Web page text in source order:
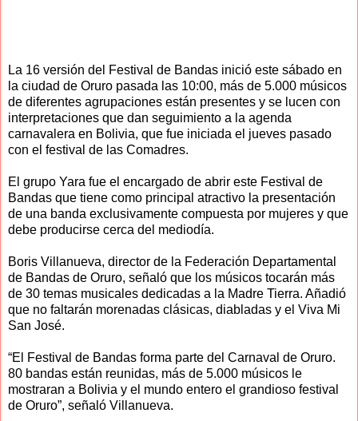
La 16 versión del Festival de Bandas inició este sábado en
la ciudad de Oruro pasada las 10:00, más de 5.000 músicos
de diferentes agrupaciones están presentes y se lucen con
interpretaciones que dan seguimiento a la agenda
carnavalera en Bolivia, que fue iniciada el jueves pasado
con el festival de las Comadres.
El grupo Yara fue el encargado de abrir este Festival de
Bandas que tiene como principal atractivo la presentación
de una banda exclusivamente compuesta por mujeres y que
debe producirse cerca del mediodía.
Boris Villanueva, director de la Federación Departamental
de Bandas de Oruro, señaló que los músicos tocarán más
de 30 temas musicales dedicadas a la Madre Tierra. Añadió
que no faltarán morenadas clásicas, diabladas y el Viva Mi
San José.
“El Festival de Bandas forma parte del Carnaval de Oruro.
80 bandas están reunidas, más de 5.000 músicos le
mostraran a Bolivia y el mundo entero el grandioso festival
de Oruro”, señaló Villanueva.